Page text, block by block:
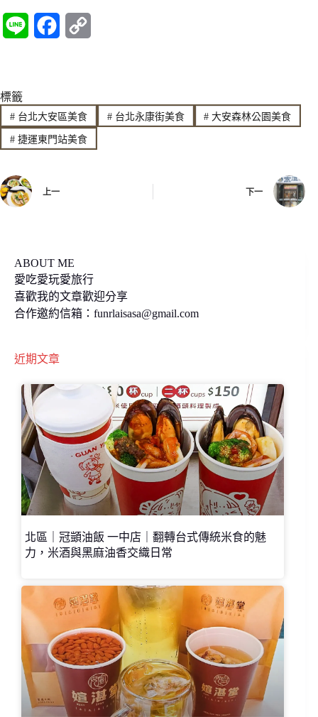
e e
b
o
y
L
i
標籤
#台北大安區美食 #台北永康街美食 # 大安森林公園美食
#捷運東門站美食
上一 下一
ABOUT ME
愛吃愛玩愛旅行
喜歡我的文章歡迎分享
合作邀約信箱： funrlaisasa@gmail.com
近期文章
北區｜冠顗油飯 一中店｜翻轉台式傳統米食的魅
力，米酒與黑麻油香交織日常